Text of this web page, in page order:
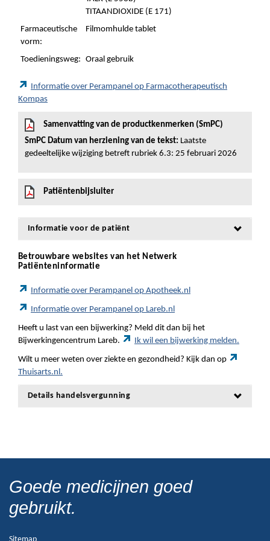
TITAANDIOXIDE (E 171)
Farmaceutische
vorm:
Filmomhulde tablet
Toedieningsweg: Oraal gebruik
Informatie over Perampanel op Farmacotherapeutisch
Kompas
Samenvatting van de productkenmerken (SmPC)
SmPC Datum van herziening van de tekst: Laatste
gedeeltelijke wijziging betreft rubriek 6.3: 25 februari 2026
Patiëntenbijsluiter
Informatie voor de patiënt
Betrouwbare websites van het Netwerk
Patiënteninformatie
Informatie over Perampanel op Apotheek.nl
Informatie over Perampanel op Lareb.nl
Heeft u last van een bijwerking? Meld dit dan bij het
Bijwerkingencentrum Lareb.
Ik wil een bijwerking melden.
Wilt u meer weten over ziekte en gezondheid? Kijk dan op
Thuisarts.nl.
Details handelsvergunning
Goede medicijnen goed
gebruikt.